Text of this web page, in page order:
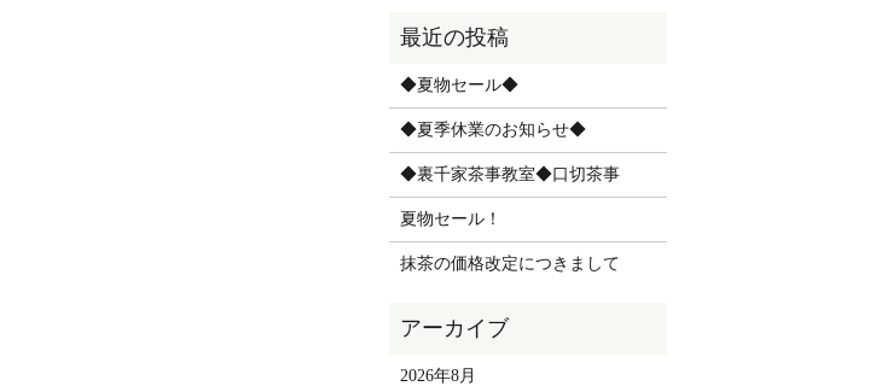
◆夏物セール◆
◆夏季休業のお知らせ◆
◆裏千家茶事教室◆口切茶事
夏物セール！
抹茶の価格改定につきまして
2026年8月